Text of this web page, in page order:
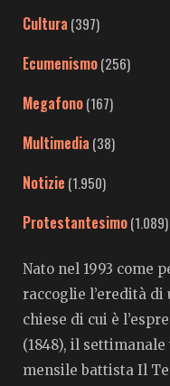
Cultura (397)
Ecumenismo(256)
Megafono(167)
Multimedia (38)
Notizie (1.950)
Protestantesimo(1.089)
Nato nel 1993 come
raccoglie l’eredità
chiese di cui è
(1848), il settimanale
mensile battista Il